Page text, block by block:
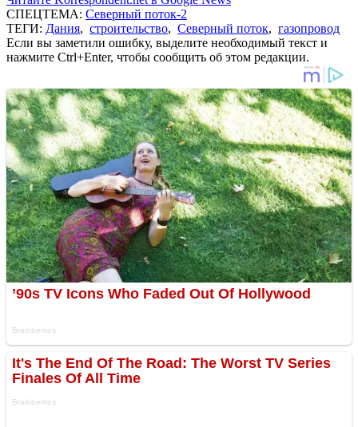
СПЕЦТЕМА: Северный поток-2
ТЕГИ: Дания, строительство, Северный поток, газопровод
Если вы заметили ошибку, выделите необходимый текст и
нажмите Ctrl+Enter, чтобы сообщить об этом редакции.